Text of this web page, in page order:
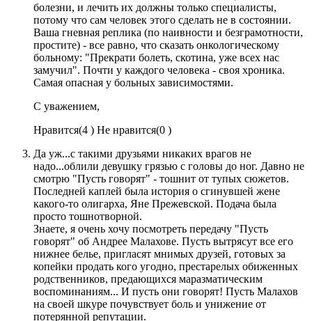
болезни, и лечить их должны только специалисты,
потому что сам человек этого сделать не в состоянии.
Ваша гневная реплика (по наивности и безграмотности,
простите) - все равно, что сказать онкологическому
больному: "Прекрати болеть, скотина, уже всех нас
замучил". Почти у каждого человека - своя хроника.
Самая опасная у больных зависимостями.
С уважением,
Нравится(4 ) Не нравится(0 )
Да уж...с такими друзьями никаких врагов не
надо...облили девушку грязью с головы до ног. Давно не
смотрю "Пусть говорят" - тошнит от тупых сюжетов.
Последней каплей была история о сгинувшей жене
какого-то олигарха, Яне Прежевской. Подача была
просто тошнотворной.
Знаете, я очень хочу посмотреть передачу "Пусть
говорят" об Андрее Малахове. Пусть вытрясут все его
нижнее белье, пригласят мнимых друзей, готовых за
копейки продать кого угодно, престарелых обиженных
родственников, предающихся маразматическим
воспоминаниям... И пусть они говорят! Пусть Малахов
на своей шкуре почувствует боль и унижение от
потерянной репутации.